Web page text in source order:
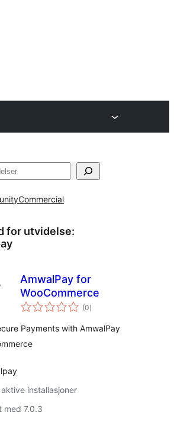
Commercial
for utvidelse:
AmwalPay for
WooCommerce
(0totale
vurderinger
)
Payments with AmwalPay
installasjoner
med 7.0.3